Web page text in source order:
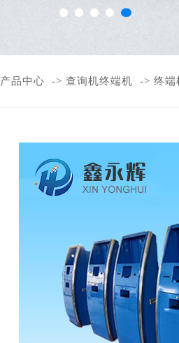
产品中心 -> 查询机终端机 -> 终端